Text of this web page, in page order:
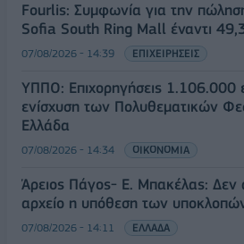
Fourlis: Συμφωνία για την
Sofia South Ring Mall έναντι
07/08/2026 - 14:39 ΕΠΙΧΕΙΡΗΣΕΙΣ
ΥΠΠΟ: Επιχορηγήσεις 1.106.000
ενίσχυση των Πολυθεματικών
Ελλάδα
07/08/2026 - 14:34 ΟΙΚΟΝΟΜΙΑ
Άρειος Πάγος- Ε. Μπακέλας: Δεν
αρχείο η υπόθεση των
07/08/2026 - 14:11 ΕΛΛΑΔΑ